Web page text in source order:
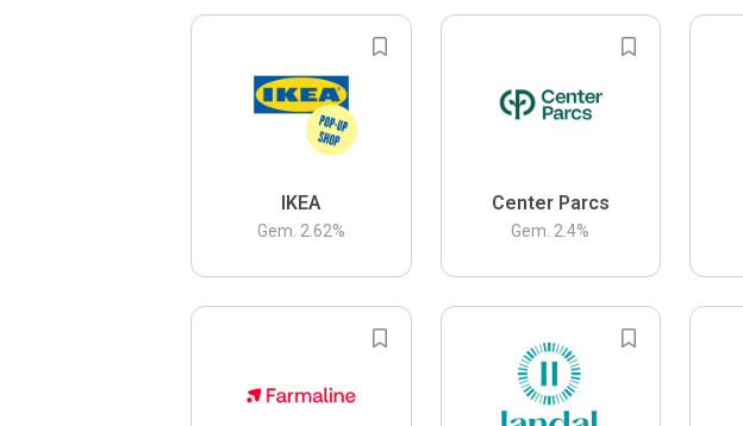
IKEA
Gem. 2.62%
Center Parcs
Gem. 2.4%